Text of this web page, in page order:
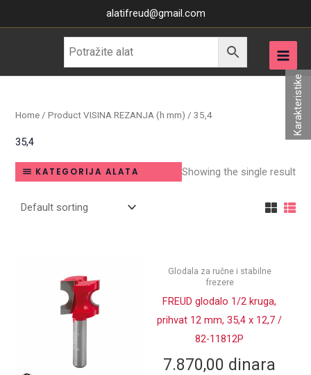
to
alatifreud@gmail.com
Home / Product VISINA REZANJA (h mm) / 35,4
35,4
KATEGORIJA ALATA Showing the single result
Glodala za ručne i stabilne
frezere
FREUD glodalo 1/2 kruga,
prihvat 12 mm, 35,4 x 12,7 /
82-11812P
7.870,00 dinara
Karakteristike